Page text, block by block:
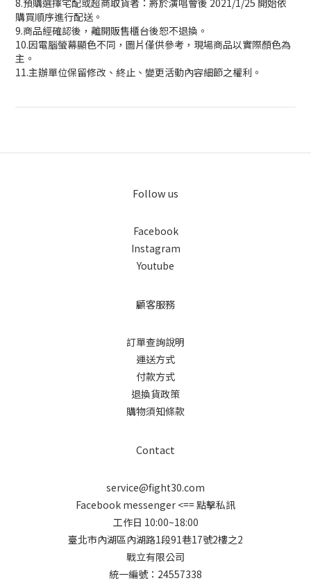
8.預購選擇宅配或超商取貨者：將於演唱會後 2021/1/25 開始依
購買順序進行配送。
9.商品經確認後，離開販售櫃台後恕不退換。
10.因電腦螢幕顯色不同，圖片僅供參考，現場商品以實際顏色為
主。
11.主辦單位保留修改、終止、變更活動內容細節之權利。
Follow us
Facebook
Instagram
Youtube
顧客服務
訂單查詢說明
運送方式
付款方式
退換貨政策
購物須知條款
Contact
service@fight30.com
Facebook messenger <== 點擊私訊
工作日 10:00~18:00
臺北市內湖區內湖路1段91巷17號2樓之2
戰立有限公司
統一編號：24557338